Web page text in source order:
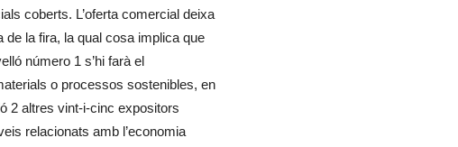
coberts. L’oferta comercial deixa
de la fira, la qual cosa implica que
número 1 s’hi farà el
o processos sostenibles, en
2 altres vint-i-cinc expositors
relacionats amb l’economia